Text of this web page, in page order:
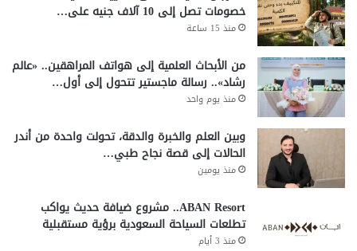
خصومات تصل إلى 10 آلاف جنيه على…
منذ 15 ساعة
من الأبحاث العلمية إلى هواتف المراهقين.. «عالم
رشاد».. رسالة ماجستير تتحول إلى أول…
منذ يوم واحد
وبين العلم والخبرة والدقة، تحولت واحدة من أندر
الحالات إلى قصة نجاح طبي…
منذ يومين
ABAN Resort.. مشروع ضيافة حديث يواكب
تطلعات السياحة السعودية برؤية مستقبلية
منذ 3 أيام